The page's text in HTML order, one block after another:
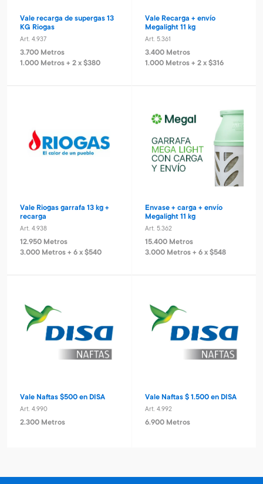
Vale recarga de supergas 13
KG Riogas
Art. 4.937
3.700 Metros
1.000 Metros + 2 x $380
Vale Recarga + envío
Megalight 11 kg
Art. 5.361
3.400 Metros
1.000 Metros + 2 x $316
Vale Riogas garrafa 13 kg +
recarga
Art. 4.938
12.950 Metros
3.000 Metros + 6 x $540
Envase + carga + envío
Megalight 11 kg
Art. 5.362
15.400 Metros
3.000 Metros + 6 x $548
Vale Naftas $500 en DISA
Art. 4.990
2.300 Metros
Vale Naftas $ 1.500 en DISA
Art. 4.992
6.900 Metros